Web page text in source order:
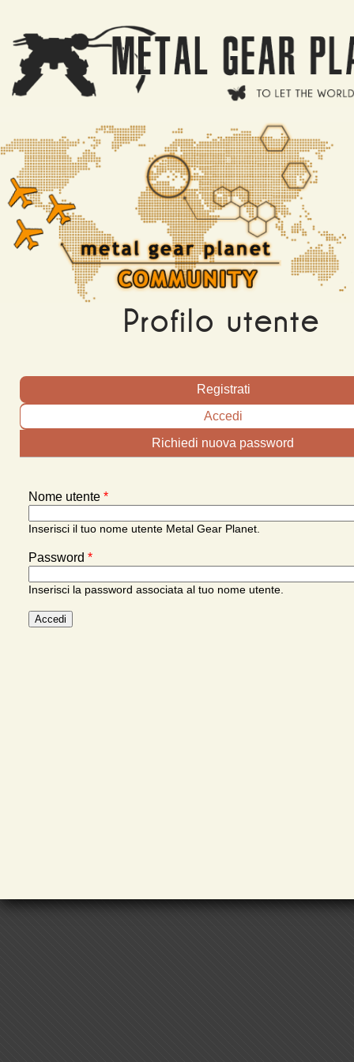
Profilo utente
Schede primarie
Registrati
Accedi
Richiedi nuova password
Nome utente *
Inserisci il tuo nome utente Metal Gear Planet.
Password *
Inserisci la password associata al tuo nome utente.